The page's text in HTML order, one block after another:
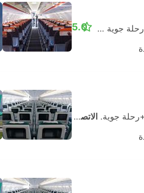
رحلة جوية #U2613 |الاقتصاد 5.0
الاتصال الذاتي